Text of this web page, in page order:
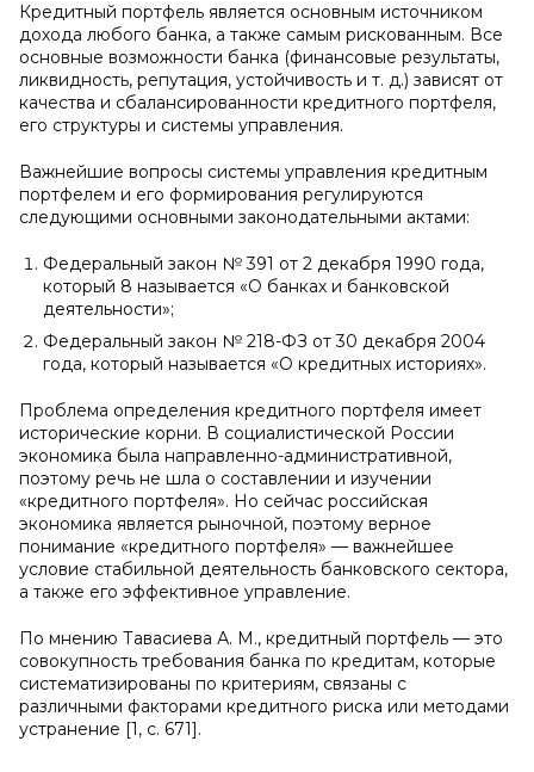
Кредитный портфель является основным источником
дохода любого банка, а также самым рискованным. Все
основные возможности банка (финансовые результаты,
ликвидность, репутация, устойчивость и т. д.) зависят от
качества и сбалансированности кредитного портфеля,
его структуры и системы управления.
Важнейшие вопросы системы управления кредитным
портфелем и его формирования регулируются
следующими основными законодательными актами:
Федеральный закон № 391 от 2 декабря 1990 года,
который 8 называется «О банках и банковской
деятельности»;
Федеральный закон № 218-ФЗ от 30 декабря 2004
года, который называется «О кредитных историях».
Проблема определения кредитного портфеля имеет
исторические корни. В социалистической России
экономика была направленно-административной,
поэтому речь не шла о составлении и изучении
«кредитного портфеля». Но сейчас российская
экономика является рыночной, поэтому верное
понимание «кредитного портфеля» — важнейшее
условие стабильной деятельность банковского сектора,
а также его эффективное управление.
По мнению Тавасиева А. М., кредитный портфель — это
совокупность требования банка по кредитам, которые
систематизированы по критериям, связаны с
различными факторами кредитного риска или методами
устранение [1, с. 671].